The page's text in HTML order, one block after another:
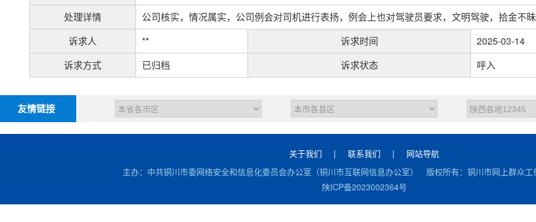
处理详情
公司核实，情况属实，公司例会对司机进行表扬，例会上也对驾驶员要求，文明驾驶，拾金不昧
诉求人
** 诉求时间
2025-03-14
诉求方式
已归档 诉求状态 呼入
友情链接
关于我们 | 联系我们 |
网站导航
主办：中共铜川市委网络安全和信息化委员会办公室（铜川市互联网信息办公室） 版权所有：铜川市网上群众
陕ICP备2023002364号